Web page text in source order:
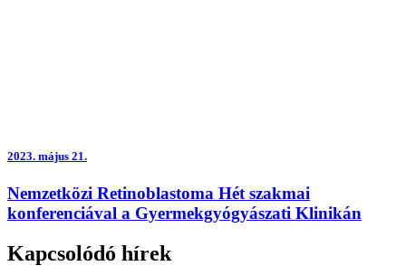
2023. május 21.
Nemzetközi Retinoblastoma Hét szakmai
konferenciával a Gyermekgyógyászati Klinikán
Kapcsolódó hírek